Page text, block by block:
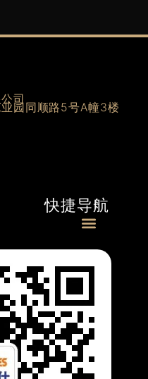
司
园同顺路5号A幢3楼
快捷导航
Menu